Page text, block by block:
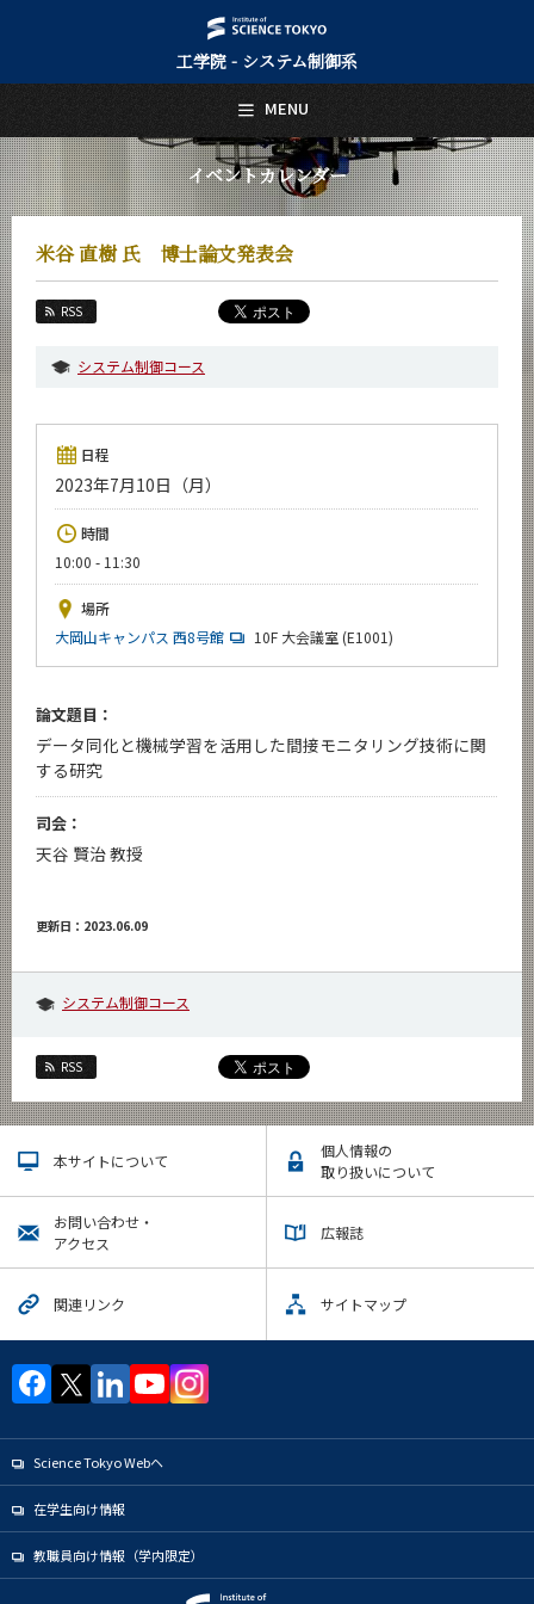
工学院 - システム制御系
イベントカレンダー
米谷 直樹 氏 博士論文発表会
RSS
システム制御コース
日程
2023年7月10日（月）
時間
10:00 - 11:30
場所
大岡山キャンパス 西8号館
10F 大会議室 (E1001)
論文題目：
データ同化と機械学習を活用した間接モニタリング技術に関
する研究
司会：
天谷 賢治 教授
更新日：2023.06.09
システム制御コース
RSS
本サイトについて
個人情報の
取り扱いについて
お問い合わせ・
アクセス
広報誌
関連リンク サイトマップ
Science Tokyo Webヘ
在学生向け情報
教職員向け情報（学内限定）
MENU
日本語 English
トップページ
Top Page
システム制御系について
About Us
Education
入学案内
Admissions
システム制御系 News
イベントカレンダー
Event Calendar
今後の課程別イベント
年別アーカイブ